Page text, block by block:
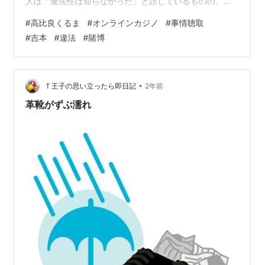
認められれば 3年以下の懲役 となる可能性もあります。
この記事では、高比良くるまさんの状況や吉本興業の対
応、そしてオンラインカジノの違法性と社会的影響につ
いて詳しく解説します。 芸能界を揺るがすオンラインカ
ジノ問題、その行方に注目です。 高比良くるま、オンラ
インカジノ問題で波紋—芸能界に広…
#高比良くるま #オンラインカジノ #事情聴取
#吉本 #違法 #賭博
Ｔ王子の思い立ったら即日記 • 2年前
革靴がずぶ濡れ